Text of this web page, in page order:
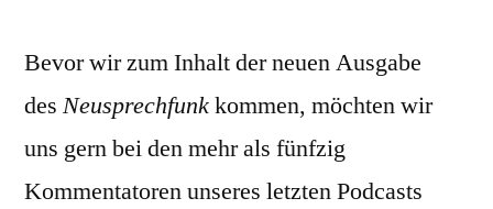
ungefähr
Ausgabe
Bevor wir zum Inhalt der neuen Ausgabe
des Neusprechfunkkommen, möchten wir
uns gern bei den mehr als fünfzig
Kommentatoren unseres letzten Podcasts